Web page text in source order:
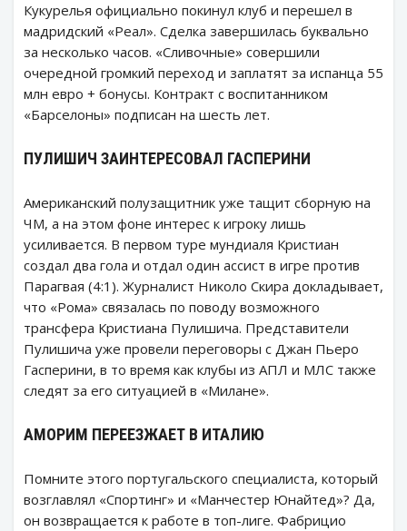
Кукурелья официально покинул клуб и перешел в
мадридский «Реал». Сделка завершилась буквально
за несколько часов. «Сливочные» совершили
очередной громкий переход и заплатят за испанца 55
млн евро + бонусы. Контракт с воспитанником
«Барселоны» подписан на шесть лет.
ПУЛИШИЧ ЗАИНТЕРЕСОВАЛ ГАСПЕРИНИ
Американский полузащитник уже тащит сборную на
ЧМ, а на этом фоне интерес к игроку лишь
усиливается. В первом туре мундиаля Кристиан
создал два гола и отдал один ассист в игре против
Парагвая (4:1). Журналист Николо Скира докладывает,
что «Рома» связалась по поводу возможного
трансфера Кристиана Пулишича. Представители
Пулишича уже провели переговоры с Джан Пьеро
Гасперини, в то время как клубы из АПЛ и МЛС также
следят за его ситуацией в «Милане».
АМОРИМ ПЕРЕЕЗЖАЕТ В ИТАЛИЮ
Помните этого португальского специалиста, который
возглавлял «Спортинг» и «Манчестер Юнайтед»? Да,
он возвращается к работе в топ-лиге. Фабрицио